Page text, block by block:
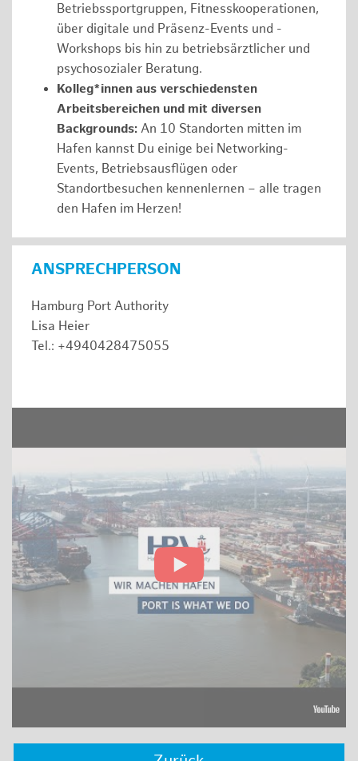
Betriebssportgruppen, Fitnesskooperationen,
über digitale und Präsenz-Events und -
Workshops bis hin zu betriebsärztlicher und
psychosozialer Beratung.
Kolleg*innen aus verschiedensten
Arbeitsbereichen und mit diversen
Backgrounds: An 10 Standorten mitten im
Hafen kannst Du einige bei Networking-
Events, Betriebsausflügen oder
Standortbesuchen kennenlernen – alle tragen
den Hafen im Herzen!
ANSPRECHPERSON
Hamburg Port Authority
Lisa Heier
Tel.: +4940428475055